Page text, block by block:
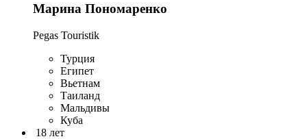
Марина Пономаренко
Pegas Touristik
Турция
Египет
Вьетнам
Таиланд
Мальдивы
Куба
18 лет